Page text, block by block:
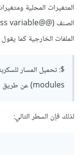
الملفات الخارجية كما يقول
modules) عن طريق load أو require
لذلك فإن السطر التالي: